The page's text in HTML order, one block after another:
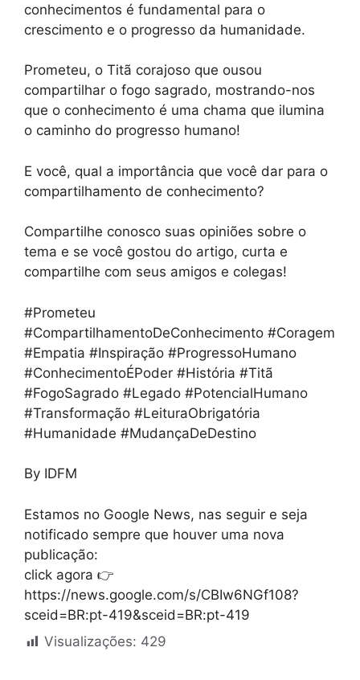
conhecimentos é fundamental para o
crescimento e o progresso da humanidade.
Prometeu, o Titã corajoso que ousou
compartilhar o fogo sagrado, mostrando-nos
que o conhecimento é uma chama que ilumina
o caminho do progresso humano!
E você, qual a importância que você dar para o
compartilhamento de conhecimento?
Compartilhe conosco suas opiniões sobre o
tema e se você gostou do artigo, curta e
compartilhe com seus amigos e colegas!
#Prometeu
#CompartilhamentoDeConhecimento #Coragem
#Empatia #Inspiração #ProgressoHumano
#ConhecimentoÉPoder #História #Titã
#FogoSagrado #Legado #PotencialHumano
#Transformação #LeituraObrigatória
#Humanidade #MudançaDeDestino
By IDFM
Estamos no Google News, nas seguir e seja
notificado sempre que houver uma nova
publicação:
click agora 👉
https://news.google.com/s/CBIw6NGf108?
sceid=BR:pt-419&sceid=BR:pt-419
Visualizações: 429